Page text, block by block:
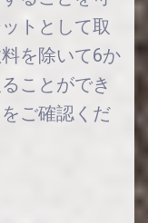
トとして取
を除いて6か
ことができ
をご確認くだ